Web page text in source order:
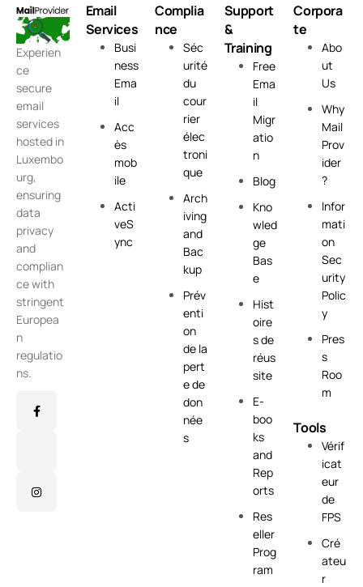
Experien
ce
secure
email
services
hosted in
Luxembo
urg,
ensuring
data
privacy
and
complian
ce with
stringent
Europea
n
regulatio
ns.
Email
Services
Busi
ness
Ema
il
Acc
ès
mob
ile
Acti
veS
ync
Complia
nce
Séc
urité
du
cour
rier
élec
troni
que
Arch
iving
and
Bac
kup
Prév
enti
on
de la
pert
e de
don
née
s
Support
&
Training
Free
Ema
il
Migr
atio
n
Blog
Kno
wled
ge
Bas
e
Hist
oire
s de
réus
site
E-
boo
ks
and
Rep
orts
Res
eller
Prog
ram
Corpora
te
Abo
ut
Us
Why
Mail
Prov
ider
?
Infor
mati
on
Sec
urity
Polic
y
Pres
s
Roo
m
Tools
Vérif
icat
eur
de
FPS
Cré
ateu
r